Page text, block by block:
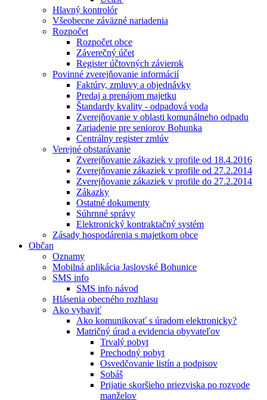
Hlavný kontrolór
Všeobecne záväzné nariadenia
Rozpočet
Rozpočet obce
Záverečný účet
Register účtovných závierok
Povinné zverejňovanie informácií
Faktúry, zmluvy a objednávky
Predaj a prenájom majetku
Štandardy kvality - odpadová voda
Zverejňovanie v oblasti komunálneho odpadu
Zariadenie pre seniorov Bohunka
Centrálny register zmlúv
Verejné obstarávanie
Zverejňovanie zákaziek v profile od 18.4.2016
Zverejňovanie zákaziek v profile od 27.2.2014
Zverejňovanie zákaziek v profile do 27.2.2014
Zákazky
Ostatné dokumenty
Súhrnné správy
Elektronický kontraktačný systém
Zásady hospodárenia s majetkom obce
Občan
Oznamy
Mobilná aplikácia Jaslovské Bohunice
SMS info
SMS info návod
Hlásenia obecného rozhlasu
Ako vybaviť
Ako komunikovať s úradom elektronicky?
Matričný úrad a evidencia obyvateľov
Trvalý pobyt
Prechodný pobyt
Osvedčovanie listín a podpisov
Sobáš
Prijatie skoršieho priezviska po rozvode
manželov